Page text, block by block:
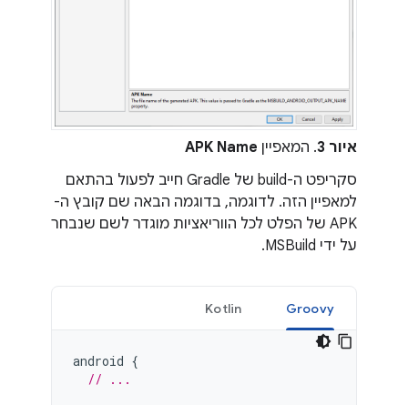
איור 3 . המאפיין APK Name
סקריפט ה-build של Gradle חייב לפעול בהתאם
למאפיין הזה. לדוגמה, בדוגמה הבאה שם קובץ ה-
APK של הפלט לכל הווריאציות מוגדר לשם שנבחר
על ידי MSBuild.
Groovy
Kotlin
android {
// ...